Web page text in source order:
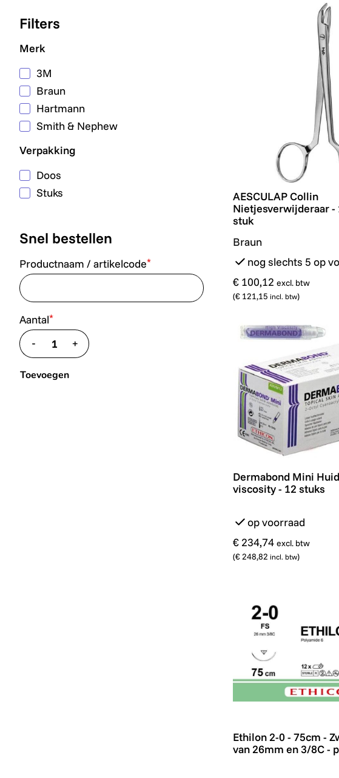
AESCULAP Collin
AESCULAP Collin
Nietjesverwijderaar -
stuk
Braun
nog slechts 5 op
€ 100,12 excl. btw
(€ 121,15 incl. btw)
Dermabond Mini
Dermabond Mini
viscosity - 12 stuks
op voorraad
€ 234,74 excl. btw
(€ 248,82 incl. btw)
Ethilon 2-0 - 75cm -
Ethilon 2-0 - 75cm -
van 26mm en 3/8C -
Filters
Merk
3M
Braun
Hartmann
Smith & Nephew
Verpakking
Doos
Stuks
Snel bestellen
Productnaam / artikelcode*
Aantal*
-translate.decrease
+translate.increase
Toevoegen